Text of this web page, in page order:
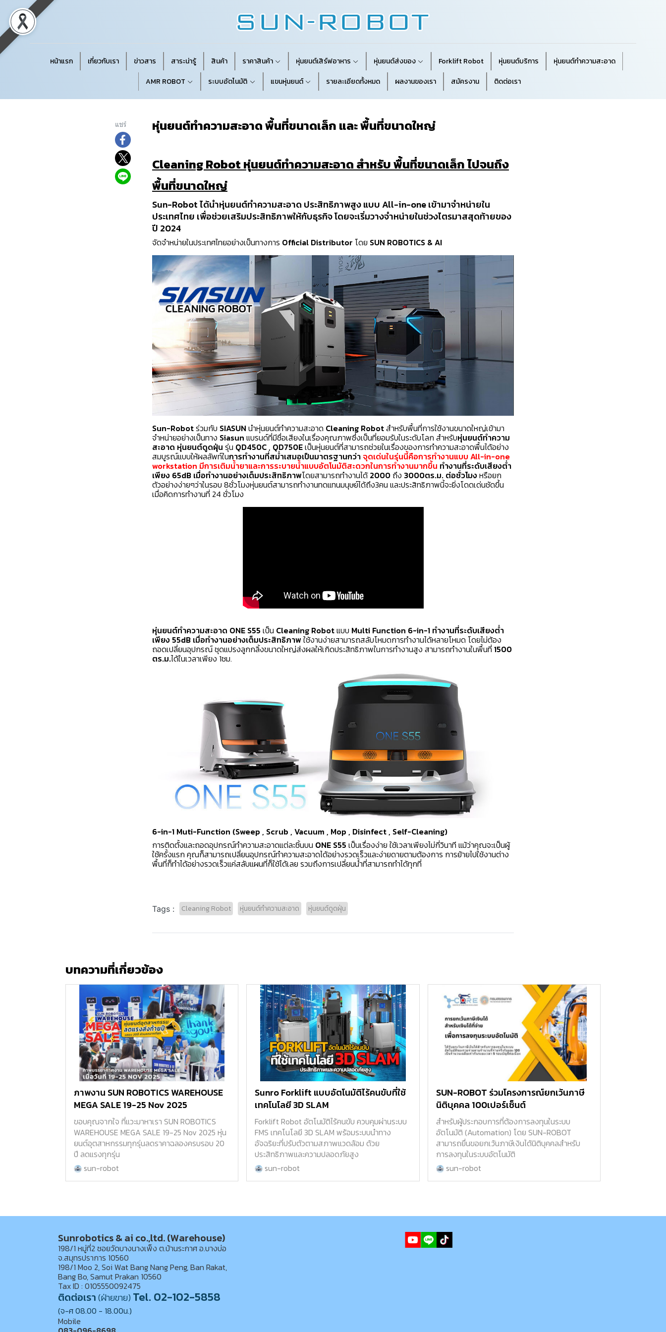
หน้าแรก เกี่ยวกับเรา ข่าวสาร สาระน่ารู้ สินค้า ราคาสินค้า หุ่นยนต์เสิร์ฟอาหาร หุ่นยนต์ส่งของ Forklift Robot หุ่นยนต์บริการ
หุ่นยนต์ทำความสะอาด
AMR ROBOT
ระบบอัตโนมัติ แขนหุ่นยนต์ รายละเอียดทั้งหมด ผลงานของเรา สมัครงาน ติดต่อเรา
แชร์ หุ่นยนต์ทำความสะอาด พื้นที่ขนาดเล็ก และ พื้นที่ขนาดใหญ่
Cleaning Robot หุ่นยนต์ทำความสะอาด สำหรับ พื้นที่ขนาดเล็ก ไปจนถึง
พื้นที่ขนาดใหญ่
Sun-Robot ได้นำหุ่นยนต์ทำความสะอาด ประสิทธิภาพสูง แบบ All-in-one เข้ามาจำหน่ายใน
ประเทศไทย เพื่อช่วยเสริมประสิทธิภาพให้กับธุรกิจ โดยจะเริ่มวางจำหน่ายในช่วงไตรมาสสุดท้ายของ
ปี 2024
จัดจำหน่ายในประเทศไทยอย่างเป็นทางการ Official Distributor โดย SUN ROBOTICS & AI
Sun-Robotร่วมกับ SIASUN นำหุ่นยนต์ทำความสะอาด Cleaning Robotสำหรับพื้นที่การใช้งานขนาดใหญ่เข้ามา
จำหน่ายอย่างเป็นทาง Siasun แบรนด์ที่มีชื่อเสียงในเรื่องคุณภาพซึ่งเป็นที่ยอมรับในระดับโลก สำหรับหุ่นยนต์ทำความ
สะอาด หุ่นยนต์ดูดฝุ่น รุ่น QD450C , QD750Eเป็นหุ่นยนต์ที่สามารถช่วยในเรื่องของการทำความสะอาดพื้นได้อย่าง
สมบูรณ์แบบให้ผลลัพท์ในการทำงานที่สม่ำเสมอเป็นมาตรฐานกว่า จุดเด่นในรุ่นนี้คือการทำงานแบบ All-in-one
workstation มีการเติมน้ำยาและการระบายน้ำแบบอัตโนมัติสะดวกในการทำงานมากขึ้น ทำงานที่ระดับเสียงต่ำ
เพียง 65dB เมื่อทำงานอย่างเต็มประสิทธิภาพโดยสามารถทำงานได้2000 ถึง 3000ตร.ม. ต่อชั่วโมงหรือยก
ตัวอย่างง่ายๆว่าในรอบ 8ชั่วโมงหุ่นยนต์สามารถทำงานทดแทนมนุษย์ได้ถึง3คน และประสิทธิภาพนี้จะยิ่งโดดเด่นชัดขึ้น
เมื่อคิดการทำงานที่ 24 ชั่วโมง
หุ่นยนต์ทำความสะอาด ONE S55 เป็น Cleaning Robotแบบ Multi Function 6-in-1 ทำงานที่ระดับเสียงต่ำ
เพียง 55dB เมื่อทำงานอย่างเต็มประสิทธิภาพใช้งานง่ายสามารถสลับโหมดการทำงานได้หลายโหมด โดยไม่ต้อง
ถอดเปลี่ยนอุปกรณ์ ชุดแปรงลูกกลิ้งขนาดใหญ่ส่งผลให้เกิดประสิทธิภาพในการทำงานสูง สามารถทำงานในพื้นที่ 1500
ตร.ม.ได้ในเวลาเพียง 1ชม.
6-in-1 Muti-Function (Sweep , Scrub , Vacuum , Mop , Disinfect , Self-Cleaning)
การติดตั้งและถอดอุปกรณ์ทำความสะอาดแต่ละชิ้นบน ONE S55 เป็นเรื่องง่าย ใช้เวลาเพียงไม่กี่วินาที แม้ว่าคุณจะเป็นผู้
ใช้ครั้งแรก คุณก็สามารถเปลี่ยนอุปกรณ์ทำความสะอาดได้อย่างรวดเร็วและง่ายดายตามต้องการ การย้ายไปใช้งานต่าง
พื้นที่ก็ทำได้อย่างรวดเร็วแค่สลับแผนที่ก็ใช้ได้เลย รวมถึงการเปลี่ยนน้ำที่สามารถทำได้ทุกที่
Tags : Cleaning Robot หุ่นยนต์ทำความสะอาด หุ่นยนต์ดูดฝุ่น
บทความที่เกี่ยวข้อง
ภาพงาน SUN ROBOTICS WAREHOUSE
MEGA SALE 19-25 Nov 2025
ขอบคุณจากใจ ที่แวะมาหาเรา SUN ROBOTICS
WAREHOUSE MEGA SALE 19-25 Nov 2025 หุ่น
ยนต์อุตสาหกรรมทุกรุ่นลดราคาฉลองครบรอบ 20
ปี ลดแรงทุกรุ่น
sun-robot
Sunro Forklift แบบอัตโนมัติไร้คนขับที่ใช้
เทคโนโลยี 3D SLAM
Forklift Robot อัตโนมัติไร้คนขับ ควบคุมผ่านระบบ
FMS เทคโนโลยี 3D SLAM พร้อมระบบนำทาง
อัจฉริยะที่ปรับตัวตามสภาพแวดล้อม ด้วย
ประสิทธิภาพและความปลอดภัยสูง
sun-robot
SUN-ROBOT ร่วมโครงการณ์ยกเว้นภาษี
นิติบุคคล 100เปอร์เซ็นต์
สำหรับผู้ประกอบการที่ต้องการลงทุนในระบบ
อัตโนมัติ (Automation) โดย SUN-ROBOT
สามารถยื่นขอยกเว้นภาษีเงินได้นิติบุคคลสำหรับ
การลงทุนในระบบอัตโนมัติ
sun-robot
Sunrobotics & ai co.,ltd. (Warehouse)
198/1 หมู่ที่2 ซอยวัดบางนางเพ็ง ต.บ้านระกาศ อ.บางบ่อ
จ.สมุทรปราการ 10560
198/1 Moo 2, Soi Wat Bang Nang Peng, Ban Rakat,
Bang Bo, Samut Prakan 10560
Tax ID : 0105550092475
ติดต่อเรา(ฝ่ายขาย) Tel. 02-102-5858
(จ-ศ 08.00 - 18.00น.)
Mobile